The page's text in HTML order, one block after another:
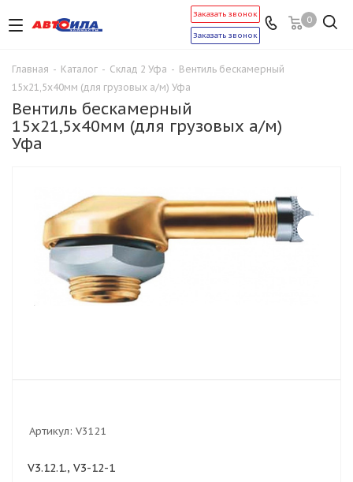
0
Заказать звонок
Заказать звонок
Главная - Каталог - Склад 2 Уфа - Вентиль бескамерный
15х21,5х40мм (для грузовых а/м) Уфа
Вентиль бескамерный
15х21,5х40мм (для грузовых а/м)
Уфа
Артикул: V3121
V3.12.1., V3-12-1